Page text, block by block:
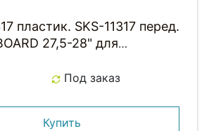
пластик. SKS-11317 перед.
27,5-28" для
Под заказ
Купить